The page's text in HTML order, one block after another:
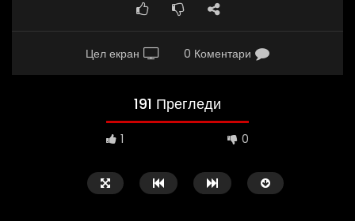
Цел екран 0 Коментари
191 Прегледи
1 0